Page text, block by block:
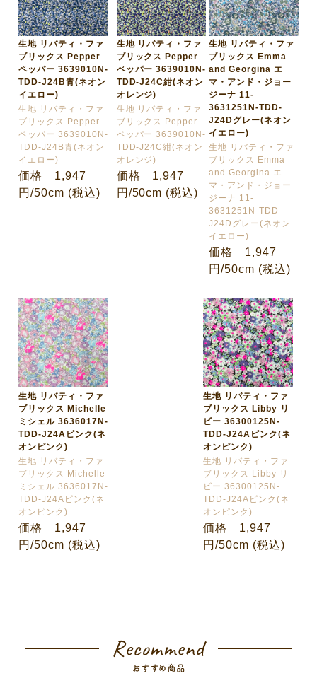
生地 リバティ・ファ
ブリックス Pepper
ペッパー 3639010N-
TDD-J24B青(ネオン
イエロー)
生地 リバティ・ファ
ブリックス Pepper
ペッパー 3639010N-
TDD-J24B青(ネオン
イエロー)
価格 1,947
円/50cm (税込)
生地 リバティ・ファ
ブリックス Pepper
ペッパー 3639010N-
TDD-J24C紺(ネオン
オレンジ)
生地 リバティ・ファ
ブリックス Pepper
ペッパー 3639010N-
TDD-J24C紺(ネオン
オレンジ)
価格 1,947
円/50cm (税込)
生地 リバティ・ファ
ブリックス Emma
and Georgina エ
マ・アンド・ジョー
ジーナ 11-
3631251N-TDD-
J24Dグレー(ネオン
イエロー)
生地 リバティ・ファ
ブリックス Emma
and Georgina エ
マ・アンド・ジョー
ジーナ 11-
3631251N-TDD-
J24Dグレー(ネオン
イエロー)
価格 1,947
円/50cm (税込)
生地 リバティ・ファ
ブリックス Michelle
ミシェル 3636017N-
TDD-J24Aピンク(ネ
オンピンク)
生地 リバティ・ファ
ブリックス Michelle
ミシェル 3636017N-
TDD-J24Aピンク(ネ
オンピンク)
価格 1,947
円/50cm (税込)
生地 リバティ・ファ
ブリックス Libby リ
ビー 36300125N-
TDD-J24Aピンク(ネ
オンピンク)
生地 リバティ・ファ
ブリックス Libby リ
ビー 36300125N-
TDD-J24Aピンク(ネ
オンピンク)
価格 1,947
円/50cm (税込)
Recommend
おすすめ商品